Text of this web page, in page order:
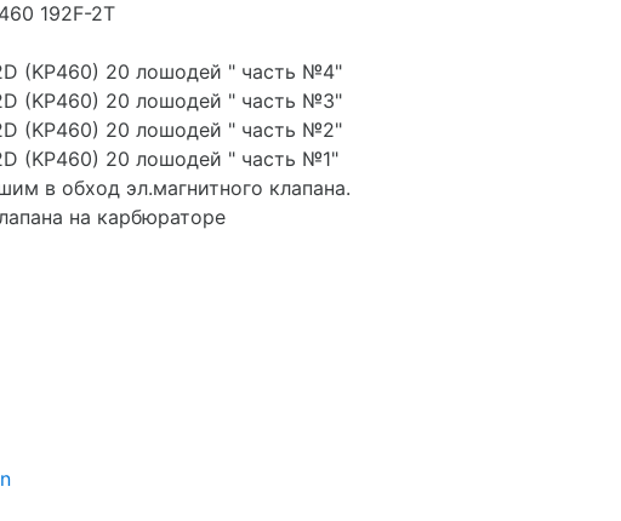
192F-2T
(KP460) 20 лошодей " часть №4"
(KP460) 20 лошодей " часть №3"
(KP460) 20 лошодей " часть №2"
(KP460) 20 лошодей " часть №1"
в обход эл.магнитного клапана.
на карбюраторе